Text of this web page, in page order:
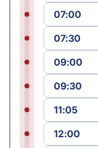
07:00
07:30
09:00
09:30
11:05
12:00